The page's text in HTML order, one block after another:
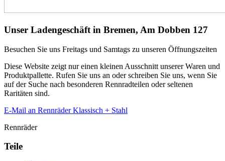
Unser Ladengeschäft in Bremen, Am Dobben 127
Besuchen Sie uns Freitags und Samtags zu unseren Öffnungszeiten
Diese Website zeigt nur einen kleinen Ausschnitt unserer Waren und
Produktpallette. Rufen Sie uns an oder schreiben Sie uns, wenn Sie
auf der Suche nach besonderen Rennradteilen oder seltenen
Raritäten sind.
E-Mail an Rennräder Klassisch + Stahl
Rennräder
Teile